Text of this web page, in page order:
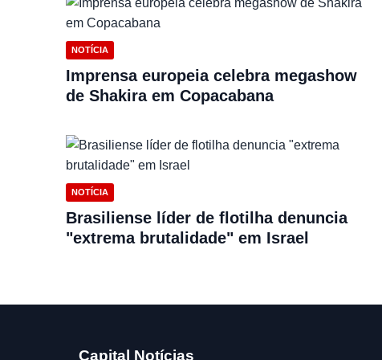
NOTÍCIA
Imprensa europeia celebra megashow
de Shakira em Copacabana
NOTÍCIA
Brasiliense líder de flotilha denuncia
"extrema brutalidade" em Israel
Capital Notícias